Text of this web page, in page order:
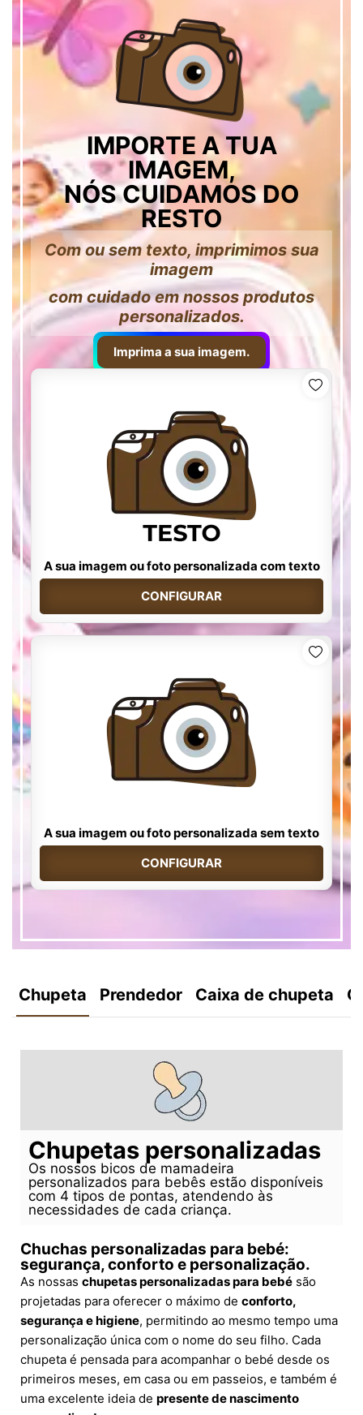
IMPORTE A TUA
IMAGEM,
NÓS CUIDAMOS DO
RESTO
Com ou sem texto, imprimimos sua
imagem
com cuidado em nossos produtos
personalizados.
Imprima a sua imagem.
A sua imagem ou foto personalizada com texto
CONFIGURAR
A sua imagem ou foto personalizada sem texto
CONFIGURAR
Chupeta Prendedor Caixa de chupeta
Chupetas personalizadas
Os nossos bicos de mamadeira
personalizados para bebês estão disponíveis
com 4 tipos de pontas, atendendo às
necessidades de cada criança.
Chuchas personalizadas para bebé:
segurança, conforto e personalização.
As nossas chupetas personalizadas para bebé são
projetadas para oferecer o máximo de conforto,
segurança e higiene, permitindo ao mesmo tempo uma
personalização única com o nome do seu filho. Cada
chupeta é pensada para acompanhar o bebé desde os
primeiros meses, em casa ou em passeios, e também é
uma excelente ideia de presente de nascimento